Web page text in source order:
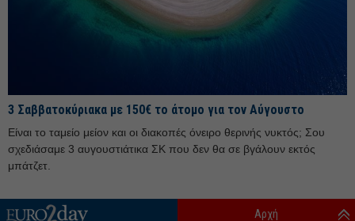
Μάρτιος 25
Φεβρουάριος 25
Ιανουάριος 25
Νοέμβριος 24
3 Σαββατοκύριακα με 150€ το άτομο για τον Αύγουστο
Είναι το ταμείο μείον και οι διακοπές όνειρο θερινής νυκτός; Σου
σχεδιάσαμε 3 αυγουστιάτικα ΣΚ που δεν θα σε βγάλουν εκτός
μπάτζετ.
Αρχή